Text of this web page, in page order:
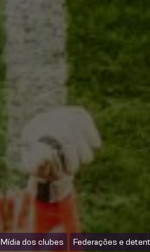
Mídia dos clubes Federações e